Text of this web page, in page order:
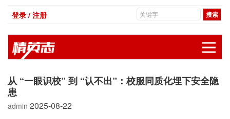
登录 / 注册
从 “一眼识校” 到 “认不出”：校服同质化埋下安全隐
患
admin 2025-08-22